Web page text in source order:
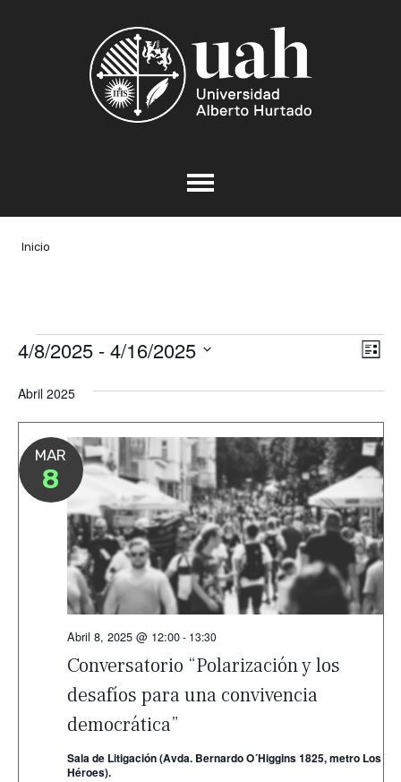
Inicio
Eventos
de
4/8/2025 - 4/16/2025
fecha.
Abril 2025
MAR
8
Conversatorio “Polarización y los
desafíos para una convivencia
democrática”
Abril 8, 2025 @ 12:00- 13:30
Sala de Litigación (Avda. Bernardo O´Higgins 1825, metro Los
Héroes).